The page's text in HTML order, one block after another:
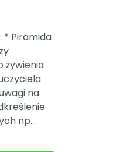
* Piramida
żywienia
na
np...